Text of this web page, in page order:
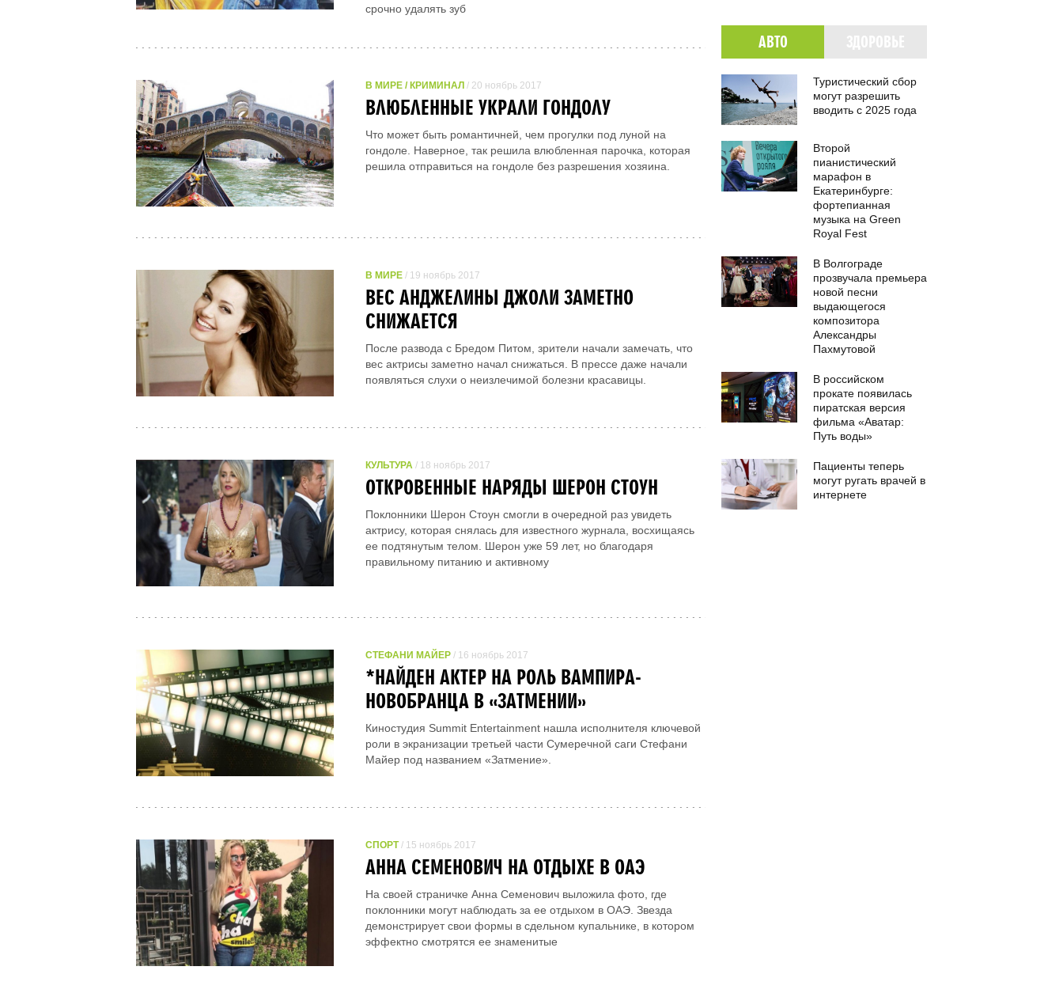
срочно удалять зуб
В МИРЕ / КРИМИНАЛ / 20 ноябрь 2017
ВЛЮБЛЕННЫЕ УКРАЛИ ГОНДОЛУ
Что может быть романтичней, чем прогулки под луной на
гондоле. Наверное, так решила влюбленная парочка, которая
решила отправиться на гондоле без разрешения хозяина.
В МИРЕ / 19 ноябрь 2017
ВЕС АНДЖЕЛИНЫ ДЖОЛИ ЗАМЕТНО
СНИЖАЕТСЯ
После развода с Бредом Питом, зрители начали замечать, что
вес актрисы заметно начал снижаться. В прессе даже начали
появляться слухи о неизлечимой болезни красавицы.
КУЛЬТУРА / 18 ноябрь 2017
ОТКРОВЕННЫЕ НАРЯДЫ ШЕРОН СТОУН
Поклонники Шерон Стоун смогли в очередной раз увидеть
актрису, которая снялась для известного журнала, восхищаясь
ее подтянутым телом. Шерон уже 59 лет, но благодаря
правильному питанию и активному
СТЕФАНИ МАЙЕР / 16 ноябрь 2017
*НАЙДЕН АКТЕР НА РОЛЬ ВАМПИРА-
НОВОБРАНЦА В «ЗАТМЕНИИ»
Киностудия Summit Entertainment нашла исполнителя ключевой
роли в экранизации третьей части Сумеречной саги Стефани
Майер под названием «Затмение».
СПОРТ/ 15 ноябрь 2017
АННА СЕМЕНОВИЧ НА ОТДЫХЕ В ОАЭ
На своей страничке Анна Семенович выложила фото, где
поклонники могут наблюдать за ее отдыхом в ОАЭ. Звезда
демонстрирует свои формы в сдельном купальнике, в котором
эффектно смотрятся ее знаменитые
АВТО
Туристический сбор
могут разрешить
вводить с 2025 года
Второй
пианистический
марафон в
Екатеринбурге:
фортепианная
музыка на Green
Royal Fest
В Волгограде
прозвучала премьера
новой песни
выдающегося
композитора
Александры
Пахмутовой
В российском
прокате появилась
пиратская версия
фильма «Аватар:
Путь воды»
Пациенты теперь
могут ругать врачей в
интернете